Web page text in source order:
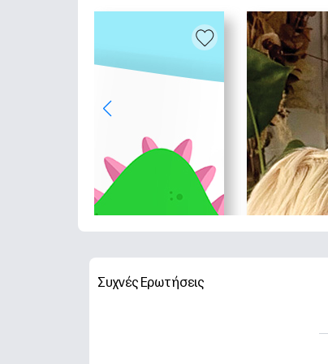
Συχνές Ερωτήσεις